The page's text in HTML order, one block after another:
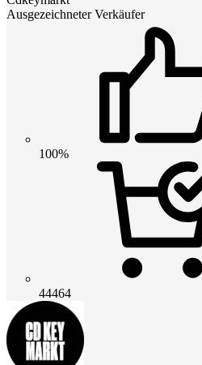
Ausgezeichneter Verkäufer
100%
44464